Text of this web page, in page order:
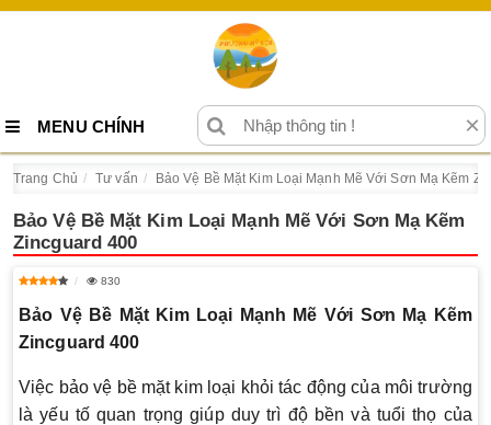
MENU CHÍNH ×
Trang Chủ Tư vấn Bảo Vệ Bề Mặt Kim Loại Mạnh Mẽ Với Sơn Mạ Kẽm
Bảo Vệ Bề Mặt Kim Loại Mạnh Mẽ Với Sơn Mạ Kẽm
Zincguard 400
830
Bảo Vệ Bề Mặt Kim Loại Mạnh Mẽ Với Sơn Mạ Kẽm
Zincguard 400
Việc bảo vệ bề mặt kim loại khỏi tác động của môi trường
là yếu tố quan trọng giúp duy trì độ bền và tuổi thọ của